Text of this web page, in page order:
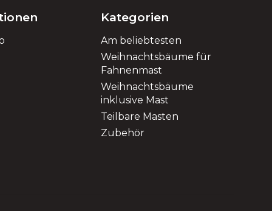
Kategorien
Am beliebtesten
Weihnachtsbäume für
Fahnenmast
Weihnachtsbäume
inklusive Mast
Teilbare Masten
Zubehör